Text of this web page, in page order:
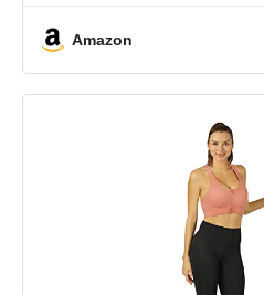
entraînement de Fitness
Amazon